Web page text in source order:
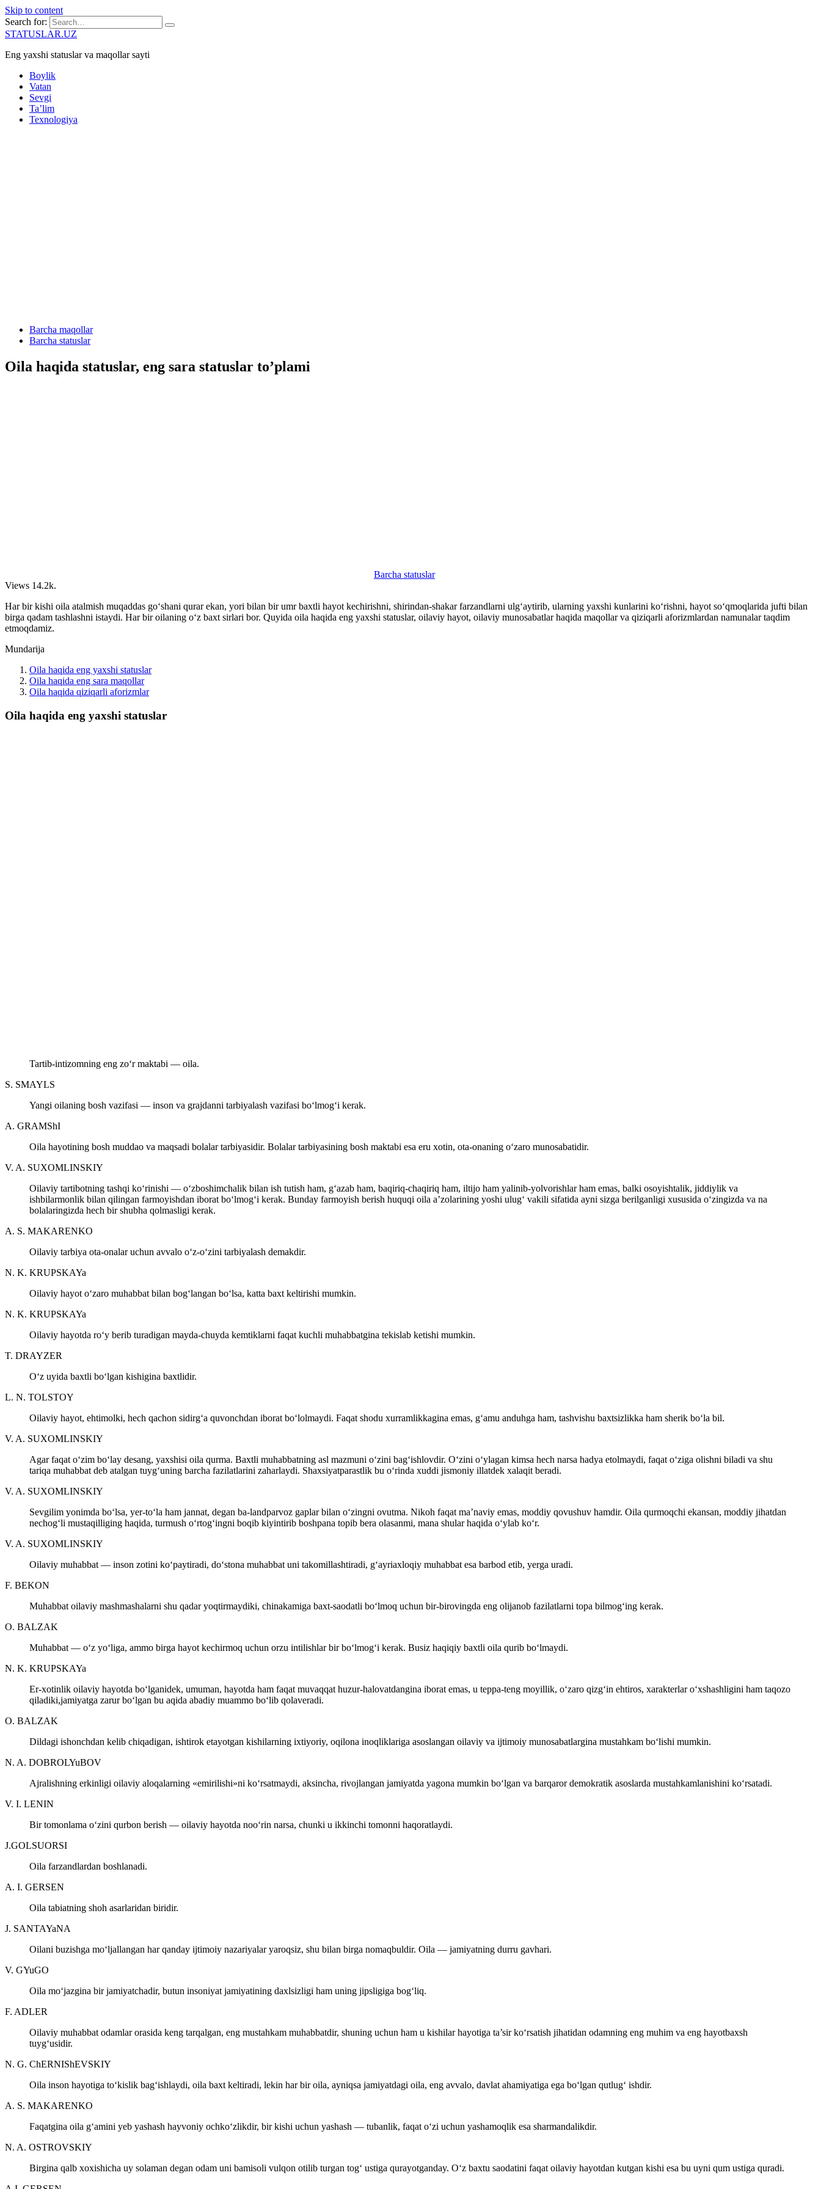
Skip to content
Search for:
STATUSLAR.UZ
Eng yaxshi statuslar va maqollar sayti
Boylik
Vatan
Sevgi
Ta’lim
Texnologiya
Barcha maqollar
Barcha statuslar
Oila haqida statuslar, eng sara statuslar to’plami
Barcha statuslar
Views 14.2k.
Har bir kishi oila atalmish muqaddas goʻshani qurar ekan, yori bilan bir umr baxtli hayot kechirishni, shirindan-shakar farzandlarni ulgʻaytirib, ularning yaxshi kunlarini koʻrishni, hayot soʻqmoqlarida jufti bilan
birga qadam tashlashni istaydi. Har bir oilaning oʻz baxt sirlari bor. Quyida oila haqida eng yaxshi statuslar, oilaviy hayot, oilaviy munosabatlar haqida maqollar va qiziqarli aforizmlardan namunalar taqdim
etmoqdamiz.
Mundarija
Oila haqida eng yaxshi statuslar
Oila haqida eng sara maqollar
Oila haqida qiziqarli aforizmlar
Oila haqida eng yaxshi statuslar
Tartib-intizomning eng zo‘r maktabi — oila.
S. SMAYLS
Yangi oilaning bosh vazifasi — inson va grajdanni tarbiyalash vazifasi bo‘lmog‘i kerak.
A. GRAMShI
Oila hayotining bosh muddao va maqsadi bolalar tarbiyasidir. Bolalar tarbiyasining bosh maktabi esa eru xotin, ota-onaning o‘zaro munosabatidir.
V. A. SUXOMLINSKIY
Oilaviy tartibotning tashqi ko‘rinishi — o‘zboshimchalik bilan ish tutish ham, g‘azab ham, baqiriq-chaqiriq ham, iltijo ham yalinib-yolvorishlar ham emas, balki osoyishtalik, jiddiylik va
ishbilarmonlik bilan qilingan farmoyishdan iborat bo‘lmog‘i kerak. Bunday farmoyish berish huquqi oila a’zolarining yoshi ulug‘ vakili sifatida ayni sizga berilganligi xususida o‘zingizda va na
bolalaringizda hech bir shubha qolmasligi kerak.
A. S. MAKARENKO
Oilaviy tarbiya ota-onalar uchun avvalo o‘z-o‘zini tarbiyalash demakdir.
N. K. KRUPSKAYa
Oilaviy hayot o‘zaro muhabbat bilan bog‘langan bo‘lsa, katta baxt keltirishi mumkin.
N. K. KRUPSKAYa
Oilaviy hayotda ro‘y berib turadigan mayda-chuyda kemtiklarni faqat kuchli muhabbatgina tekislab ketishi mumkin.
T. DRAYZER
O‘z uyida baxtli bo‘lgan kishigina baxtlidir.
L. N. TOLSTOY
Oilaviy hayot, ehtimolki, hech qachon sidirg‘a quvonchdan iborat bo‘lolmaydi. Faqat shodu xurramlikkagina emas, g‘amu anduhga ham, tashvishu baxtsizlikka ham sherik bo‘la bil.
V. A. SUXOMLINSKIY
Agar faqat o‘zim bo‘lay desang, yaxshisi oila qurma. Baxtli muhabbatning asl mazmuni o‘zini bag‘ishlovdir. O‘zini o‘ylagan kimsa hech narsa hadya etolmaydi, faqat o‘ziga olishni biladi va shu
tariqa muhabbat deb atalgan tuyg‘uning barcha fazilatlarini zaharlaydi. Shaxsiyatparastlik bu o‘rinda xuddi jismoniy illatdek xalaqit beradi.
V. A. SUXOMLINSKIY
Sevgilim yonimda bo‘lsa, yer-to‘la ham jannat, degan ba-landparvoz gaplar bilan o‘zingni ovutma. Nikoh faqat ma’naviy emas, moddiy qovushuv hamdir. Oila qurmoqchi ekansan, moddiy jihatdan
nechog‘li mustaqilliging haqida, turmush o‘rtog‘ingni boqib kiyintirib boshpana topib bera olasanmi, mana shular haqida o‘ylab ko‘r.
V. A. SUXOMLINSKIY
Oilaviy muhabbat — inson zotini ko‘paytiradi, do‘stona muhabbat uni takomillashtiradi, g‘ayriaxloqiy muhabbat esa barbod etib, yerga uradi.
F. BEKON
Muhabbat oilaviy mashmashalarni shu qadar yoqtirmaydiki, chinakamiga baxt-saodatli bo‘lmoq uchun bir-birovingda eng olijanob fazilatlarni topa bilmog‘ing kerak.
O. BALZAK
Muhabbat — o‘z yo‘liga, ammo birga hayot kechirmoq uchun orzu intilishlar bir bo‘lmog‘i kerak. Busiz haqiqiy baxtli oila qurib bo‘lmaydi.
N. K. KRUPSKAYa
Er-xotinlik oilaviy hayotda bo‘lganidek, umuman, hayotda ham faqat muvaqqat huzur-halovatdangina iborat emas, u teppa-teng moyillik, o‘zaro qizg‘in ehtiros, xarakterlar o‘xshashligini ham taqozo
qiladiki,jamiyatga zarur bo‘lgan bu aqida abadiy muammo bo‘lib qolaveradi.
O. BALZAK
Dildagi ishonchdan kelib chiqadigan, ishtirok etayotgan kishilarning ixtiyoriy, oqilona inoqliklariga asoslangan oilaviy va ijtimoiy munosabatlargina mustahkam bo‘lishi mumkin.
N. A. DOBROLYuBOV
Ajralishning erkinligi oilaviy aloqalarning «emirilishi»ni ko‘rsatmaydi, aksincha, rivojlangan jamiyatda yagona mumkin bo‘lgan va barqaror demokratik asoslarda mustahkamlanishini ko‘rsatadi.
V. I. LENIN
Bir tomonlama o‘zini qurbon berish — oilaviy hayotda noo‘rin narsa, chunki u ikkinchi tomonni haqoratlaydi.
J.GOLSUORSI
Oila farzandlardan boshlanadi.
A. I. GERSEN
Oila tabiatning shoh asarlaridan biridir.
J. SANTAYaNA
Oilani buzishga mo‘ljallangan har qanday ijtimoiy nazariyalar yaroqsiz, shu bilan birga nomaqbuldir. Oila — jamiyatning durru gavhari.
V. GYuGO
Oila mo‘jazgina bir jamiyatchadir, butun insoniyat jamiyatining daxlsizligi ham uning jipsligiga bog‘liq.
F. ADLER
Oilaviy muhabbat odamlar orasida keng tarqalgan, eng mustahkam muhabbatdir, shuning uchun ham u kishilar hayotiga ta’sir ko‘rsatish jihatidan odamning eng muhim va eng hayotbaxsh
tuyg‘usidir.
N. G. ChERNIShEVSKIY
Oila inson hayotiga to‘kislik bag‘ishlaydi, oila baxt keltiradi, lekin har bir oila, ayniqsa jamiyatdagi oila, eng avvalo, davlat ahamiyatiga ega bo‘lgan qutlug‘ ishdir.
A. S. MAKARENKO
Faqatgina oila g‘amini yeb yashash hayvoniy ochko‘zlikdir, bir kishi uchun yashash — tubanlik, faqat o‘zi uchun yashamoqlik esa sharmandalikdir.
N. A. OSTROVSKIY
Birgina qalb xoxishicha uy solaman degan odam uni bamisoli vulqon otilib turgan tog‘ ustiga qurayotganday. O‘z baxtu saodatini faqat oilaviy hayotdan kutgan kishi esa bu uyni qum ustiga quradi.